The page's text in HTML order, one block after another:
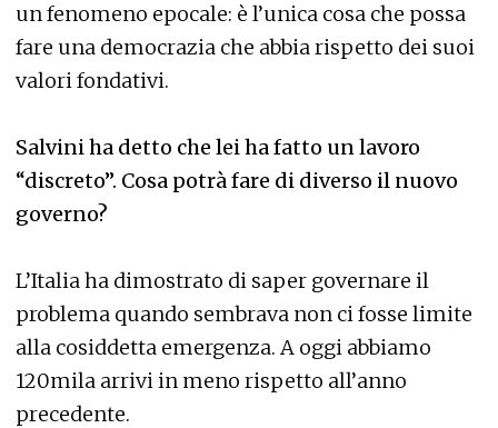
un fenomeno epocale: è l’unica cosa che possa
fare una democrazia che abbia rispetto dei suoi
valori fondativi.
Salvini ha detto che lei ha fatto un lavoro
“discreto”. Cosa potrà fare di diverso il nuovo
governo?
L’Italia ha dimostrato di saper governare il
problema quando sembrava non ci fosse limite
alla cosiddetta emergenza. A oggi abbiamo
120mila arrivi in meno rispetto all’anno
precedente.